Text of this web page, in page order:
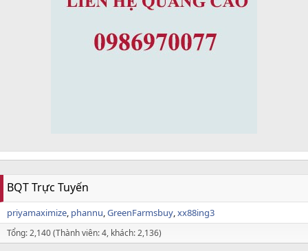
BQT Trực Tuyến
priyamaximize phannu GreenFarmsbuy xx88ing3
Tổng: 2,140 (Thành viên: 4, khách: 2,136)